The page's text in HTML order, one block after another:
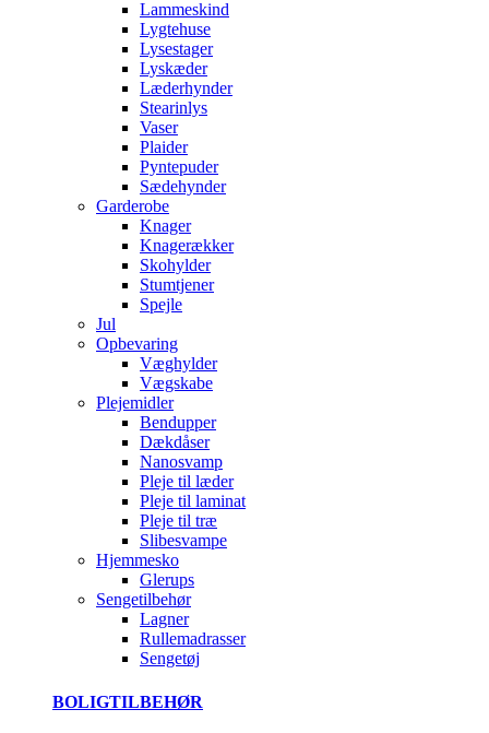
Lammeskind
Lygtehuse
Lysestager
Lyskæder
Læderhynder
Stearinlys
Vaser
Plaider
Pyntepuder
Sædehynder
Garderobe
Knager
Knagerækker
Skohylder
Stumtjener
Spejle
Jul
Opbevaring
Væghylder
Vægskabe
Plejemidler
Bendupper
Dækdåser
Nanosvamp
Pleje til læder
Pleje til laminat
Pleje til træ
Slibesvampe
Hjemmesko
Glerups
Sengetilbehør
Lagner
Rullemadrasser
Sengetøj
BOLIGTILBEHØR